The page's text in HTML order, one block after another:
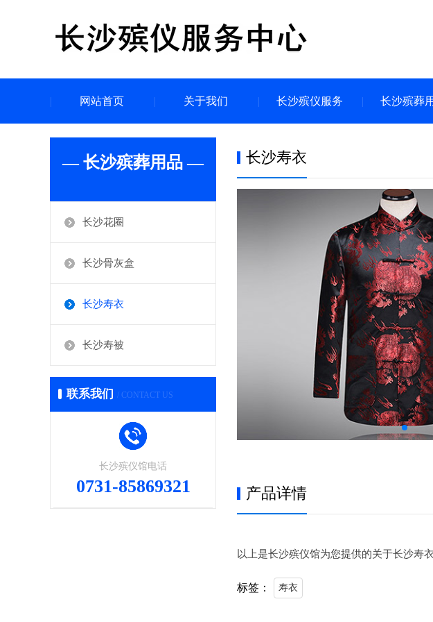
网站首页 关于我们 长沙殡仪服务 长沙殡葬
— 长沙殡葬用品 —
长沙花圈
长沙骨灰盒
长沙寿衣
长沙寿被
联系我们 / CONTACT US
长沙殡仪馆电话
0731-85869321
长沙寿衣
产品详情
以上是长沙殡仪馆为您提供的关于长沙寿
标签： 寿衣